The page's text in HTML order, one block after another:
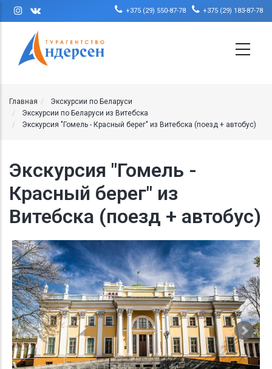
Перейти к основному содержанию
+375 (29) 550-87-78 +375 (29) 183-87-78
Главная
Экскурсии по Беларуси
Экскурсии по Беларуси из Витебска
Экскурсия "Гомель - Красный берег" из Витебска (поезд + автобус)
Экскурсия "Гомель -
Красный берег" из
Витебска (поезд + автобус)